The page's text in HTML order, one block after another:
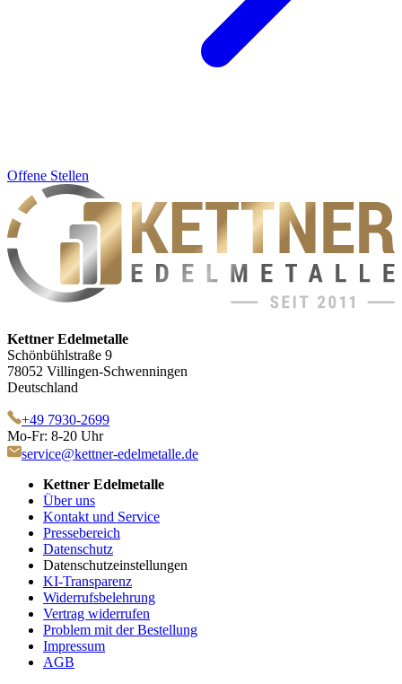
Offene Stellen
Kettner Edelmetalle
Schönbühlstraße 9
78052 Villingen-Schwenningen
Deutschland
+49 7930-2699
Mo-Fr: 8-20 Uhr
service@kettner-edelmetalle.de
Kettner Edelmetalle
Über uns
Kontakt und Service
Pressebereich
Datenschutz
Datenschutzeinstellungen
KI-Transparenz
Widerrufsbelehrung
Vertrag widerrufen
Problem mit der Bestellung
Impressum
AGB